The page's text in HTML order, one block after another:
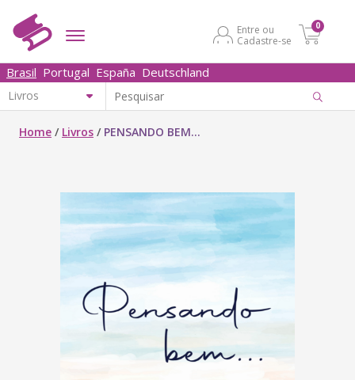
Entre ou
Cadastre-se
0
Brasil Portugal España Deutschland
Home / Livros / PENSANDO BEM...